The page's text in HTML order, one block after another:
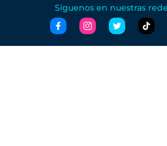
Síguenos en nuestras